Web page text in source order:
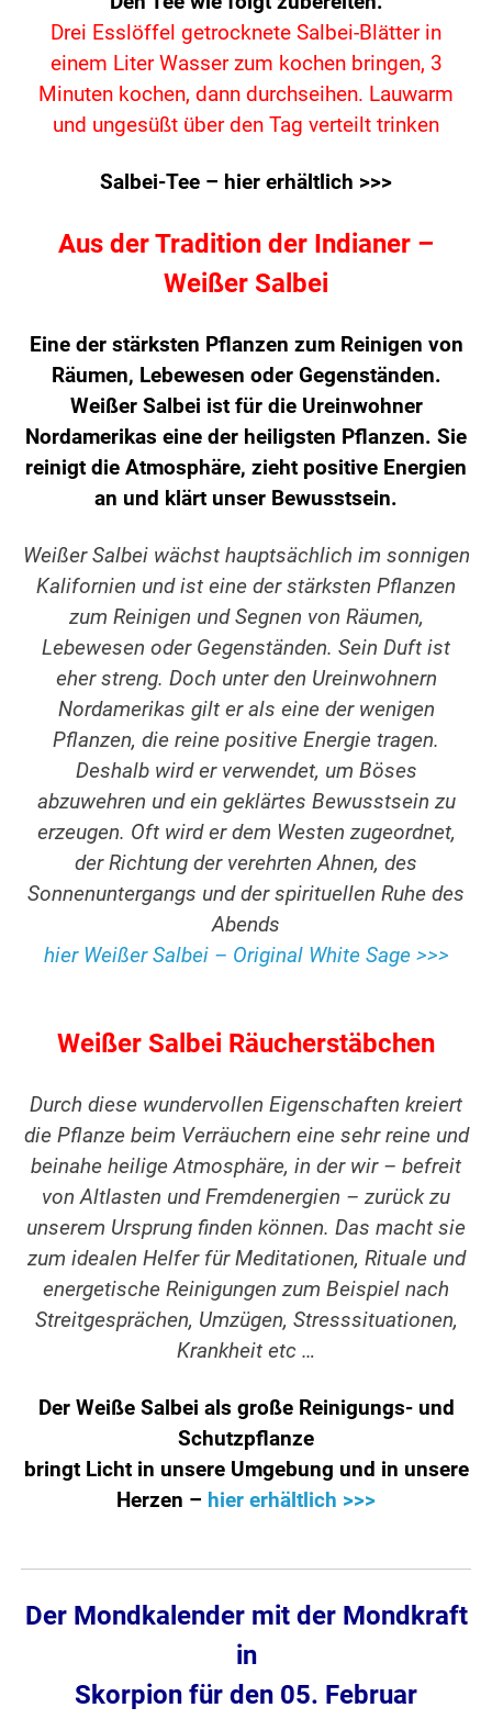
Drei Esslöffel getrocknete Salbei-Blätter in
einem Liter Wasser zum kochen bringen, 3
Minuten kochen, dann durchseihen. Lauwarm
und ungesüßt über den Tag verteilt trinken
Salbei-Tee – hier erhältlich >>>
Aus der Tradition der Indianer –
Weißer Salbei
Eine der stärksten Pflanzen zum Reinigen von
Räumen, Lebewesen oder Gegenständen.
Weißer Salbei ist für die Ureinwohner
Nordamerikas eine der heiligsten Pflanzen. Sie
reinigt die Atmosphäre, zieht positive Energien
an und klärt unser Bewusstsein.
Weißer Salbei wächst hauptsächlich im sonnigen
Kalifornien und ist eine der stärksten Pflanzen
zum Reinigen und Segnen von Räumen,
Lebewesen oder Gegenständen. Sein Duft ist
eher streng. Doch unter den Ureinwohnern
Nordamerikas gilt er als eine der wenigen
Pflanzen, die reine positive Energie tragen.
Deshalb wird er verwendet, um Böses
abzuwehren und ein geklärtes Bewusstsein zu
erzeugen. Oft wird er dem Westen zugeordnet,
der Richtung der verehrten Ahnen, des
Sonnenuntergangs und der spirituellen Ruhe des
Abends
hier Weißer Salbei – Original White Sage >>>
Weißer Salbei Räucherstäbchen
Durch diese wundervollen Eigenschaften kreiert
die Pflanze beim Verräuchern eine sehr reine und
beinahe heilige Atmosphäre, in der wir – befreit
von Altlasten und Fremdenergien – zurück zu
unserem Ursprung finden können. Das macht sie
zum idealen Helfer für Meditationen, Rituale und
energetische Reinigungen zum Beispiel nach
Streitgesprächen, Umzügen, Stresssituationen,
Krankheit etc …
Der Weiße Salbei als große Reinigungs- und
Schutzpflanze
bringt Licht in unsere Umgebung und in unsere
Herzen – hier erhältlich >>>
Der Mondkalender mit der Mondkraft
in
Skorpion für den 05. Februar